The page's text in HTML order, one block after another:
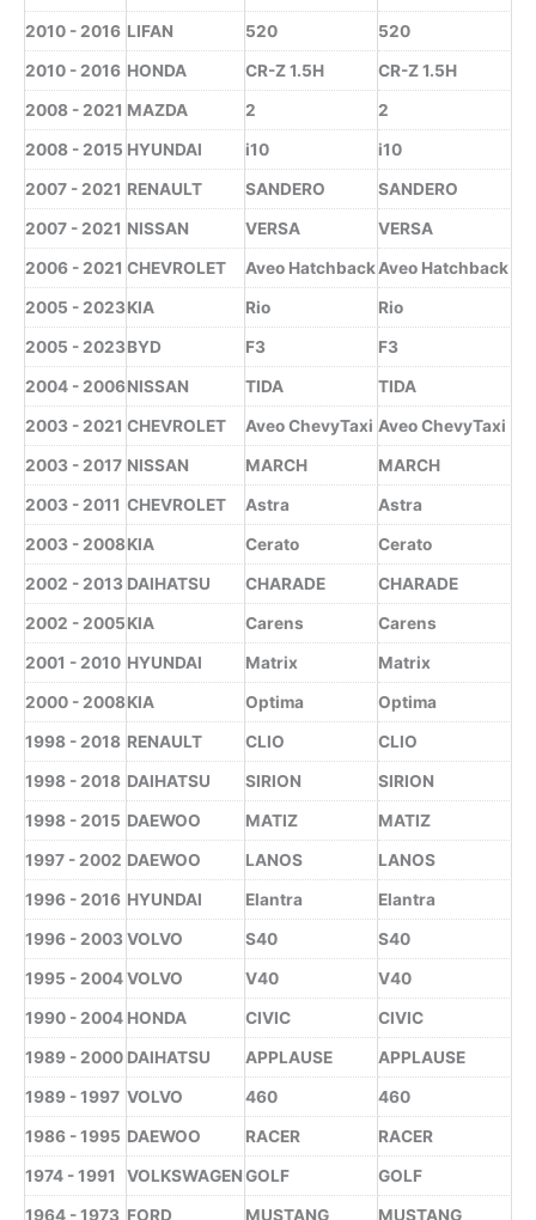
2010 - 2016 LIFAN 520 520
2010 - 2016 HONDA CR-Z 1.5H CR-Z 1.5H
2008 - 2021 MAZDA 2 2
2008 - 2015 HYUNDAI i10 i10
2007 - 2021 RENAULT SANDERO SANDERO
2007 - 2021 NISSAN VERSA VERSA
2006 - 2021 CHEVROLET Aveo HatchbackAveo Hatchback
2005 - 2023KIA Rio Rio
2005 - 2023BYD F3 F3
2004 - 2006NISSAN TIDA TIDA
2003 - 2021 CHEVROLET Aveo ChevyTaxi Aveo ChevyTaxi
2003 - 2017 NISSAN MARCH MARCH
2003 - 2011 CHEVROLET Astra Astra
2003 - 2008KIA Cerato Cerato
2002 - 2013 DAIHATSU CHARADE CHARADE
2002 - 2005KIA Carens Carens
2001 - 2010 HYUNDAI Matrix Matrix
2000 - 2008KIA Optima Optima
1998 - 2018 RENAULT CLIO CLIO
1998 - 2018 DAIHATSU SIRION SIRION
1998 - 2015 DAEWOO MATIZ MATIZ
1997 - 2002 DAEWOO LANOS LANOS
1996 - 2016 HYUNDAI Elantra Elantra
1996 - 2003VOLVO S40 S40
1995 - 2004VOLVO V40 V40
1990 - 2004 HONDA CIVIC CIVIC
1989 - 2000 DAIHATSU APPLAUSE APPLAUSE
1989 - 1997 VOLVO 460 460
1986 - 1995 DAEWOO RACER RACER
1974 - 1991 VOLKSWAGENGOLF GOLF
1964 - 1973 FORD MUSTANG MUSTANG